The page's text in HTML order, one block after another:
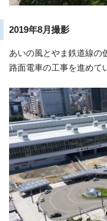
2019年8月撮影
あいの風とやま鉄道線の
路面電車の工事を進めて